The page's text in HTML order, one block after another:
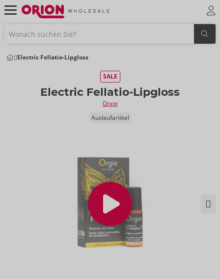
Electric Fellatio-Lipgloss
SALE
Electric Fellatio-Lipgloss
Orgie
Auslaufartikel